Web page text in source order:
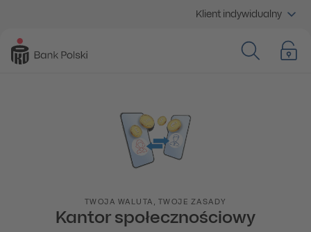
Klient indywidualny
TWOJA WALUTA, TWOJE ZASADY
Kantor społecznościowy